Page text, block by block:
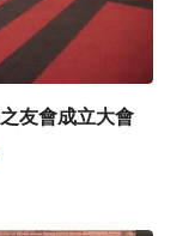
友會成立大會